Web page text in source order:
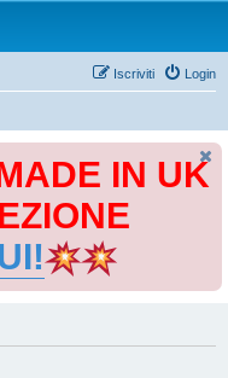
Login
Iscriviti
IN UK